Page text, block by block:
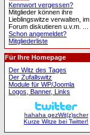
Kennwort vergessen?
Mitglieder können ihre
Lieblingswitze verwalten, im
Forum diskutieren u.v.m. ...
Schon angemeldet?
Mitgliederliste
Für Ihre Homepage
Der Witz des Tages
Der Zufallswitz
Module für WP/Joomla
Logos, Banner, Links
hahaha gezWit(z)scher
Kurze Witze bei Twitter!